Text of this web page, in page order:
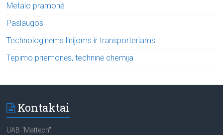
Metalo pramonė
Paslaugos
Technologinėms linijoms ir transporteriams
Tepimo priemonės, techninė chemija
Kontaktai
UAB "Mattech"